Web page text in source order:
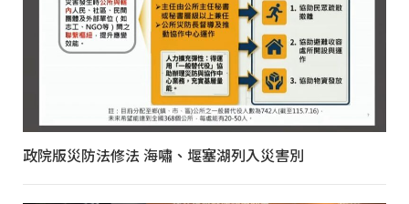
政院版災防法修法 海嘯、堰塞湖列入災害別